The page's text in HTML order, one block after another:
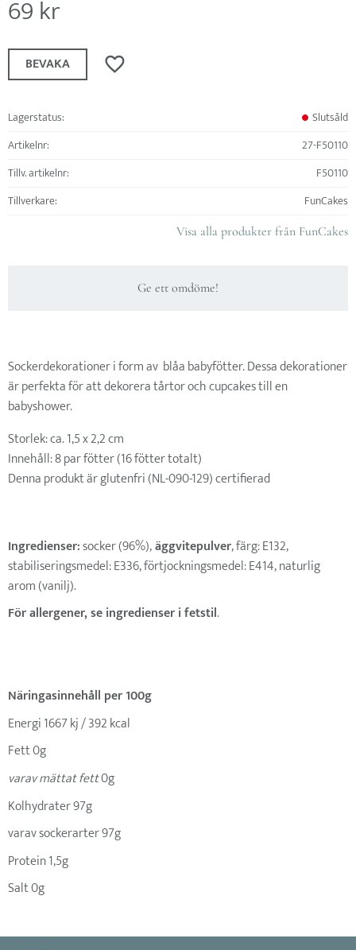
69kr
Lägg till i favoriter
BEVAKA
Lagerstatus
Slutsåld
Artikelnr
27-F50110
Tillv. artikelnr
F50110
Tillverkare
FunCakes
Visa alla produkter från FunCakes
Ge ett omdöme!
Sockerdekorationer i form av blåa babyfötter. Dessa dekorationer
är perfekta för att dekorera tårtor och cupcakes till en
babyshower.
Storlek: ca. 1,5 x 2,2 cm
Innehåll: 8 par fötter (16 fötter totalt)
Denna produkt är glutenfri (NL-090-129) certifierad
Ingredienser:socker (96%),äggvitepulver, färg: E132,
stabiliseringsmedel: E336, förtjockningsmedel: E414, naturlig
arom (vanilj).
För allergener, se ingredienser i fetstil.
Näringasinnehåll per 100g
Energi 1667 kj / 392 kcal
Fett 0g
varav mättat fett0g
Kolhydrater 97g
varav sockerarter 97g
Protein 1,5g
Salt 0g